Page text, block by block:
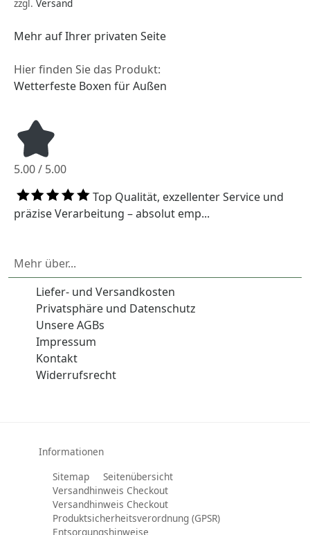
zzgl. Versand
Mehr auf Ihrer privaten Seite
Hier finden Sie das Produkt:
Wetterfeste Boxen für Außen
5.00 / 5.00
Top Qualität, exzellenter Service und
präzise Verarbeitung – absolut emp...
Mehr über...
Liefer- und Versandkosten
Privatsphäre und Datenschutz
Unsere AGBs
Impressum
Kontakt
Widerrufsrecht
Informationen
Sitemap
Seitenübersicht
Versandhinweis Checkout
Versandhinweis Checkout
Produktsicherheitsverordnung (GPSR)
Entsorgungshinweise